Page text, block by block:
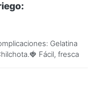
Gelatina
Fácil, fresca